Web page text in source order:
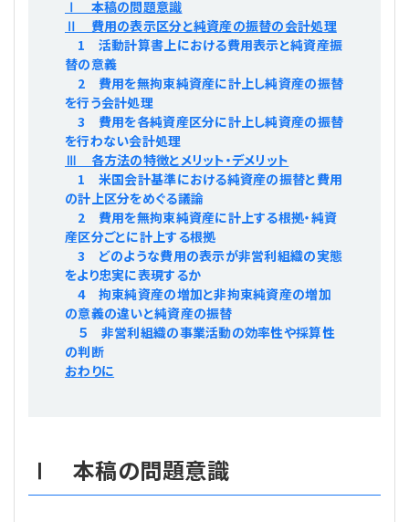
【連載】公益法人運営実務の処方箋
【連載】公益法人会計検定試験一問一答
【連載】公益法人のための「新公益信託」活用戦略
【連載】実務と税務のポイント
【連載】事務局だよりPLUS
【連載】テーマで紐解く逆引きガイドライン
【連載】悩みと向き合う経営学
【連載】非営利法人AtoZei
【連載】労務管理の歩き方
【連載】AI活用のすすめ
【連載】IT実務一問一答
プライバシーポリシー
Ⅰ 本稿の問題意識
Ⅱ 費用の表示区分と純資産の振替の会計処理
1 活動計算書上における費用表示と純資産振
替の意義
2 費用を無拘束純資産に計上し純資産の振替
を行う会計処理
3 費用を各純資産区分に計上し純資産の振替
を行わない会計処理
Ⅲ 各方法の特徴とメリット・デメリット
1 米国会計基準における純資産の振替と費用
の計上区分をめぐる議論
2 費用を無拘束純資産に計上する根拠・純資
産区分ごとに計上する根拠
3 どのような費用の表示が非営利組織の実態
をより忠実に表現するか
4 拘束純資産の増加と非拘束純資産の増加
の意義の違いと純資産の振替
５ 非営利組織の事業活動の効率性や採算性
の判断
おわりに
Ⅰ 本稿の問題意識